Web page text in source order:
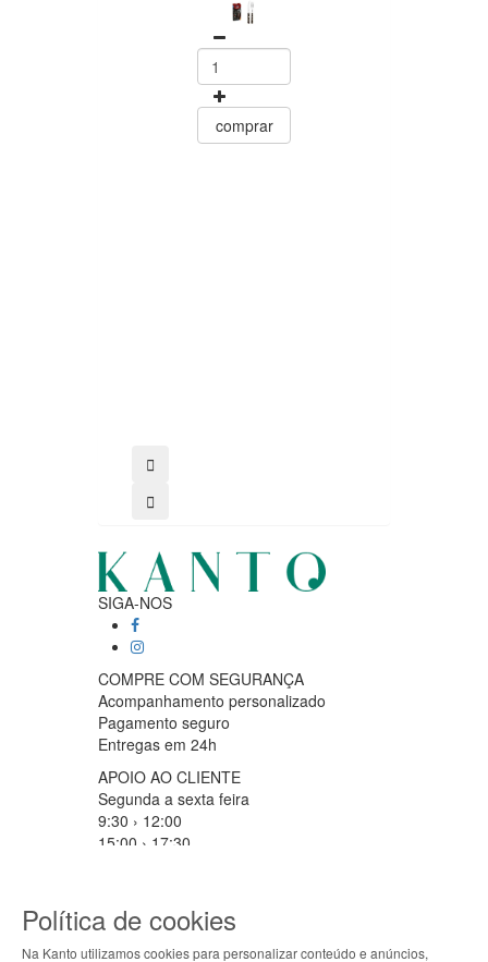
comprar
SIGA-NOS
COMPRE COM SEGURANÇA
Acompanhamento personalizado
Pagamento seguro
Entregas em 24h
APOIO AO CLIENTE
Segunda a sexta feira
9:30 › 12:00
15:00 › 17:30
Política de cookies
Na Kanto utilizamos cookies para personalizar conteúdo e anúncios,